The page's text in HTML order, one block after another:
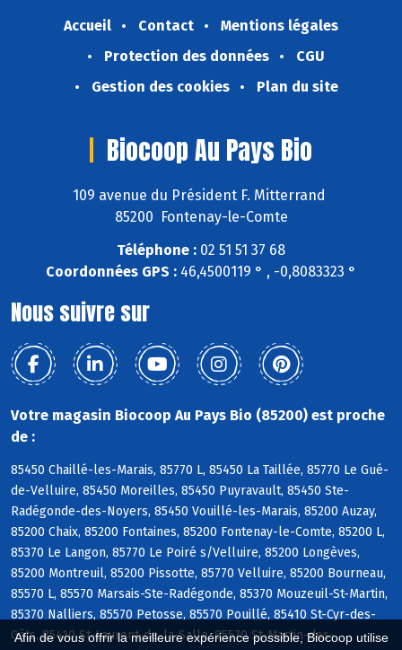
Afin de vous offrir la meilleure expérience possible, Biocoop utilise
Accueil Contact
Mentions légales
Protection des données
CGU
Gestion des cookies
Plan du site
Biocoop Au Pays Bio
109 avenue du Président F. Mitterrand
85200 Fontenay-le-Comte
Téléphone : 02 51 51 37 68
Coordonnées GPS : 46,4500119 ° , -0,8083323 °
Nous suivre sur
Votre magasin Biocoop Au Pays Bio (85200) est proche
de :
85450 Chaillé-les-Marais, 85770 L, 85450 La Taillée, 85770 Le Gué-
de-Velluire, 85450 Moreilles, 85450 Puyravault, 85450 Ste-
Radégonde-des-Noyers, 85450 Vouillé-les-Marais, 85200 Auzay,
85200 Chaix, 85200 Fontaines, 85200 Fontenay-le-Comte, 85200 L,
85370 Le Langon, 85770 Le Poiré s/Velluire, 85200 Longèves,
85200 Montreuil, 85200 Pissotte, 85770 Velluire, 85200 Bourneau,
85570 L, 85570 Marsais-Ste-Radégonde, 85370 Mouzeuil-St-Martin,
85370 Nalliers, 85570 Petosse, 85570 Pouillé, 85410 St-Cyr-des-
Gâts, 85410 St-Laurent-de-la-Salle, 85570 St-Martin-des-